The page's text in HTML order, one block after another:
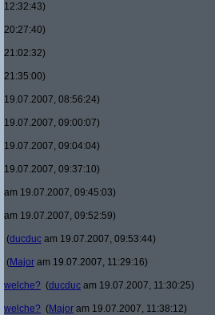
12:32:43)
20:27:40)
21:02:32)
21:35:00)
19.07.2007, 08:56:24)
19.07.2007, 09:00:07)
19.07.2007, 09:04:04)
19.07.2007, 09:37:10)
am 19.07.2007, 09:45:03)
am 19.07.2007, 09:52:59)
(ducduc am 19.07.2007, 09:53:44)
(Major am 19.07.2007, 11:29:16)
welche? (ducduc am 19.07.2007, 11:30:25)
welche? (Major am 19.07.2007, 11:38:12)